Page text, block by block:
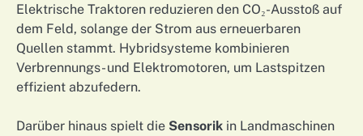
Elektrische Traktoren reduzieren den CO₂-Ausstoß auf
dem Feld, solange der Strom aus erneuerbaren
Quellen stammt. Hybridsysteme kombinieren
Verbrennungs- und Elektromotoren, um Lastspitzen
effizient abzufedern.
Darüber hinaus spielt die Sensorik in Landmaschinen